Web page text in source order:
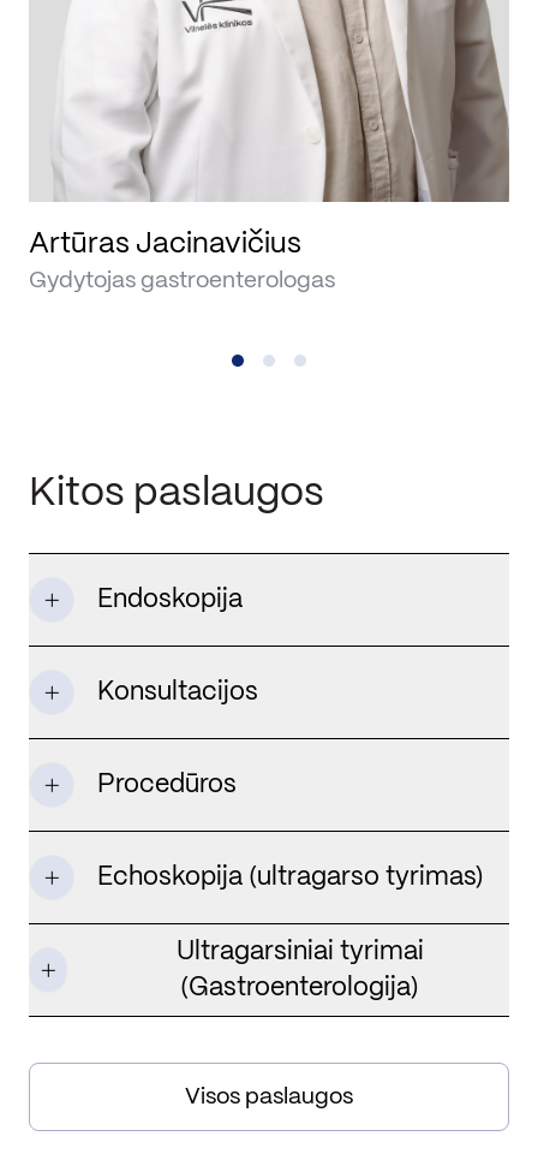
Artūras Jacinavičius
Gydytojas gastroenterologas
Kitos paslaugos
Endoskopija
Konsultacijos
Procedūros
Echoskopija (ultragarso tyrimas)
Ultragarsiniai tyrimai
(Gastroenterologija)
Visos paslaugos